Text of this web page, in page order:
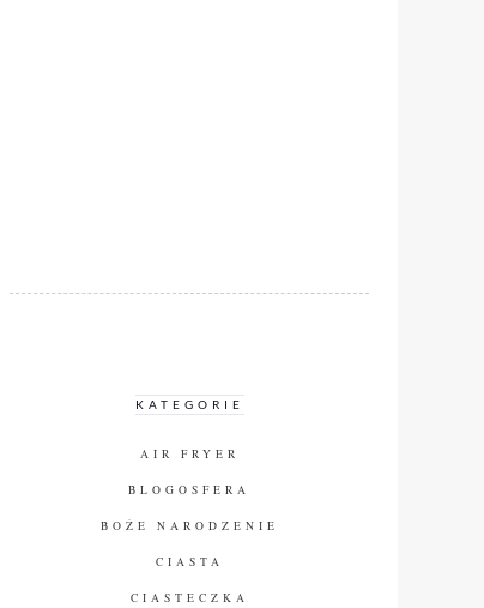
KATEGORIE
AIR FRYER
BLOGOSFERA
BOŻE NARODZENIE
CIASTA
CIASTECZKA